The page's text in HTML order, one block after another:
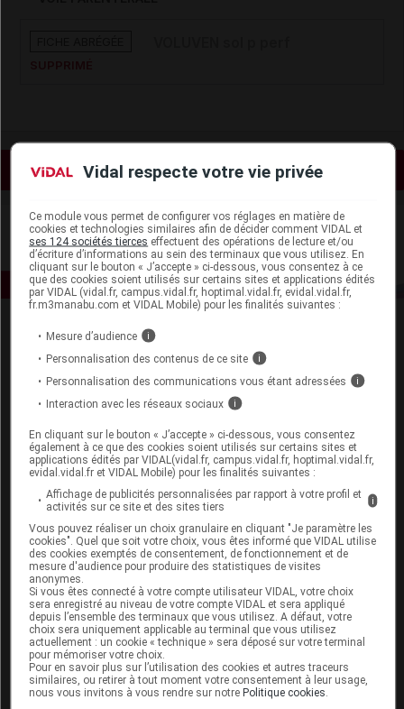
Voir les actualités liées
Boutique
VIDAL Expert
VIDAL Hoptimal
eVIDAL
VIDAL Mobile
VIDAL widget
VIDAL Sécurisation
VIDAL e-Services
Espace institutionnel
Qui sommes-nous ?
VIDAL France
Carrières
Charte éthique et
déontologique
Vidal respecte votre vie privée
Ce module vous permet de configurer vos réglages en matière de
cookies et technologies similaires afin de décider comment VIDAL et
ses 124 sociétés tierces effectuent des opérations de lecture et/ou
d’écriture d’informations au sein des terminaux que vous utilisez. En
cliquant sur le bouton « J’accepte » ci-dessous, vous consentez à ce
que des cookies soient utilisés sur certains sites et applications édités
par VIDAL (vidal.fr, campus.vidal.fr, hoptimal.vidal.fr, evidal.vidal.fr,
fr.m3manabu.com et VIDAL Mobile) pour les finalités suivantes :
Mesure d’audience i
Personnalisation des contenus de ce site i
Personnalisation des communications vous étant adressées i
Interaction avec les réseaux sociaux i
En cliquant sur le bouton « J’accepte » ci-dessous, vous consentez
également à ce que des cookies soient utilisés sur certains sites et
applications édités par VIDAL(vidal.fr, campus.vidal.fr, hoptimal.vidal.fr,
evidal.vidal.fr et VIDAL Mobile) pour les finalités suivantes :
Affichage de publicités personnalisées par rapport à votre profil et
activités sur ce site et des sites tiers
i
Vous pouvez réaliser un choix granulaire en cliquant "Je paramètre les
cookies". Quel que soit votre choix, vous êtes informé que VIDAL utilise
des cookies exemptés de consentement, de fonctionnement et de
mesure d'audience pour produire des statistiques de visites
anonymes.
Si vous êtes connecté à votre compte utilisateur VIDAL, votre choix
sera enregistré au niveau de votre compte VIDAL et sera appliqué
depuis l’ensemble des terminaux que vous utilisez. A défaut, votre
choix sera uniquement applicable au terminal que vous utilisez
actuellement : un cookie « technique » sera déposé sur votre terminal
pour mémoriser votre choix.
Pour en savoir plus sur l’utilisation des cookies et autres traceurs
similaires, ou retirer à tout moment votre consentement à leur usage,
nous vous invitons à vous rendre sur notrePolitique cookies